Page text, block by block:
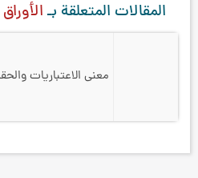
المقالات المتعلقة بـ
معنى الاعتباريات